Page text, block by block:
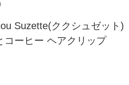
Suzette(ククシュゼット)
コーヒー ヘアクリップ